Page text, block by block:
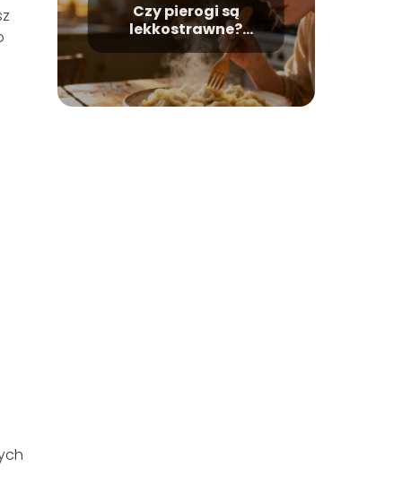
Czy pierogi są
lekkostrawne?
Wszystko, co warto o
nich wiedzieć